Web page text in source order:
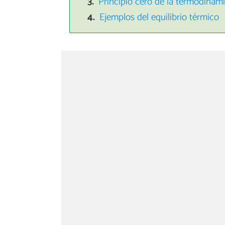
Ejemplos del equilibrio térmico